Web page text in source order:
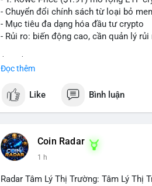
nhịp điều chỉnh ngắn hạn. Tuyệt đối
tiền lớn chưa xác định rõ đích đến
#153btc #10triệuusd #chuyểnvílớn
- Chuyển đổi chính sách từ loại bỏ
- Mục tiêu đa dạng hóa đầu tư crypto
- Rủi ro: biến động cao, cần quản lý rủi
📰 Nguồn: CoinDesk
Đọc thêm
Like Bình luận
Coin Radar
1 h
Radar Tâm Lý Thị Trường: Tâm Lý